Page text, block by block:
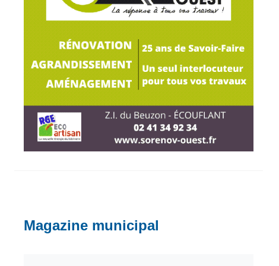
Magazine municipal